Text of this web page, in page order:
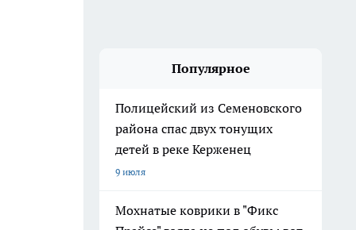
Популярное
Полицейский из Семеновского
района спас двух тонущих
детей в реке Керженец
9 июля
Мохнатые коврики в "Фикс